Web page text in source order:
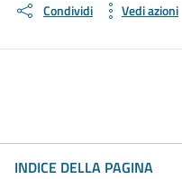
Condividi Vedi azioni
INDICE DELLA PAGINA